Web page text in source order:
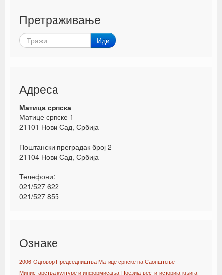
Претраживање
Иди
Адреса
Матица српска
Матице српске 1
21101 Нови Сад, Србија
Поштански преградак број 2
21104 Нови Сад, Србија
Телефони:
021/527 622
021/527 855
Ознаке
2006 Одговор Председништва Матице српске на Саопштење
Министарства културе и информисања Поезија вести историја књига